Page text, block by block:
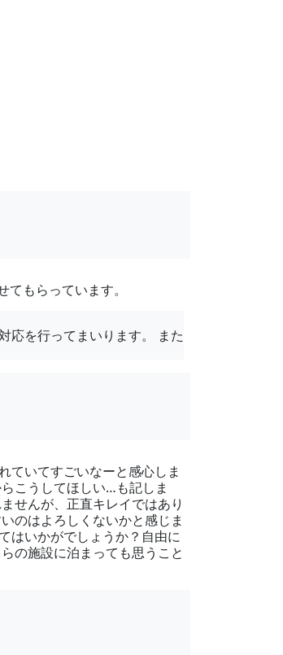
もらっています。
応を行ってまいります。 また
ていてすごいなーと感心しま
こうしてほしい…も記しま
せんが、正直キレイではあり
のはよろしくないかと感じま
はいかがでしょうか？自由に
の施設に泊まっても思うこと